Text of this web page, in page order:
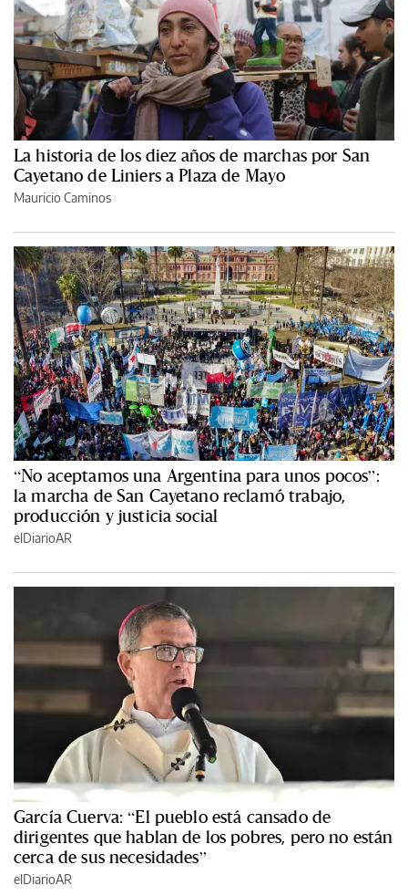
La historia de los diez años de marchas por San
Cayetano de Liniers a Plaza de Mayo
Mauricio Caminos
“No aceptamos una Argentina para unos pocos”:
la marcha de San Cayetano reclamó trabajo,
producción y justicia social
elDiarioAR
García Cuerva: “El pueblo está cansado de
dirigentes que hablan de los pobres, pero no están
cerca de sus necesidades”
elDiarioAR